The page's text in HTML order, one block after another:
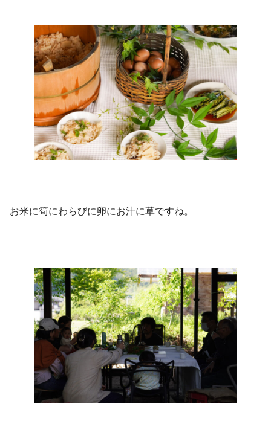
お米に筍にわらびに卵にお汁に草ですね。